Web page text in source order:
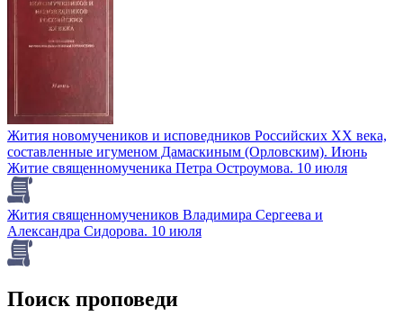
Жития новомучеников и исповедников Российских ХХ века,
составленные игуменом Дамаскиным (Орловским). Июнь
Житие священномученика Петра Остроумова. 10 июля
Жития священномучеников Владимира Сергеева и
Александра Сидорова. 10 июля
Поиск проповеди